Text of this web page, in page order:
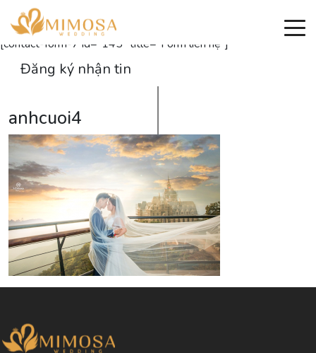
Đăng ký nhận thông tin
[contact-form-7 id="145" title="Form liên hệ"]
Đăng ký nhận tin
anhcuoi4